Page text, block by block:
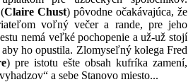
Claire Chust) pôvodne očakávajúca, že
voľný večer a rande, pre jeho
nemá veľké pochopenie a už-už stojí
ho opustila. Zlomyseľný kolega Fred
) pre istotu ešte obsah kufríka zamení,
a sebe Stanovo miesto...